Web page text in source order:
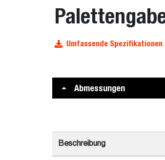
Umfassende Spezifikationen
Abmessungen
Beschreibung